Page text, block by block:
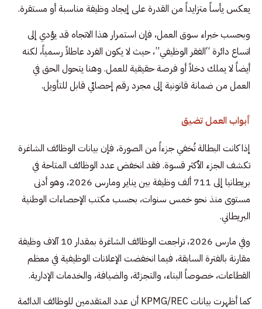
يعكس يأساً متزايداً من القدرة على إيجاد وظيفة مناسبة أو مستقرة.
وبحسب خبراء سوق العمل، فإن استمرار هذا الاتجاه قد يؤدي إلى
اتساع دائرة “الفقر الوظيفي”، حيث لا يكون الفرد عاطلاً رسمياً، لكنه
أيضاً لا يملك دخلاً أو فرصة حقيقية للعمل. وهنا يتحول الحق في
العمل من ضمانة قانونية إلى مجرد رقم إحصائي قابل للتأويل.
أبواب العمل تضيق
إذا كانت البطالة تُخفي جزءاً من الصورة، فإن بيانات الوظائف الشاغرة
تكشف الجزء الأكثر قسوة. فقد انخفض عدد الوظائف المتاحة في
بريطانيا إلى 711 ألف وظيفة بين يناير ومارس 2026، وهو أدنى
مستوى منذ نحو خمس سنوات، بحسب مكتب الإحصاءات الوطنية
البريطاني.
وفي مارس 2026، تراجعت الوظائف الشاغرة بمقدار 10 آلاف وظيفة
مقارنة بالفترة السابقة، فيما انخفضت الإعلانات الوظيفية في معظم
القطاعات، خصوصاً البناء، والتجزئة، والضيافة، والخدمات الإدارية.
كما أظهرت بيانات KPMG/REC أن عدد المتقدمين للوظائف الدائمة